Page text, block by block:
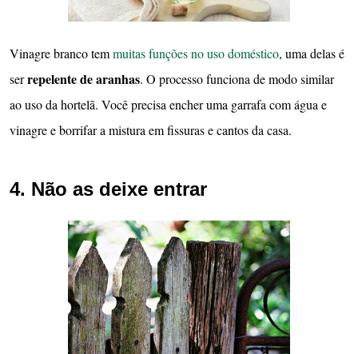
Vinagre branco temmuitas funções no uso doméstico, uma delas é
serrepelente dearanhas. O processo funciona de modo similar
ao uso da hortelã. Você precisa encher uma garrafa com água e
vinagre e borrifar a mistura em fissuras e cantos da casa.
4. Não as deixe entrar